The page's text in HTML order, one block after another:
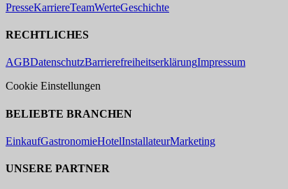
PresseKarriereTeamWerteGeschichte
RECHTLICHES
AGBDatenschutzBarrierefreiheitserklärungImpressum
Cookie Einstellungen
BELIEBTE BRANCHEN
EinkaufGastronomieHotelInstallateurMarketing
UNSERE PARTNER